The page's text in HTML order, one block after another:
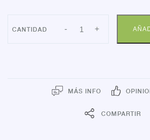
- ABOCA
COLILEN
+
MÁS INFO
COMPARTIR